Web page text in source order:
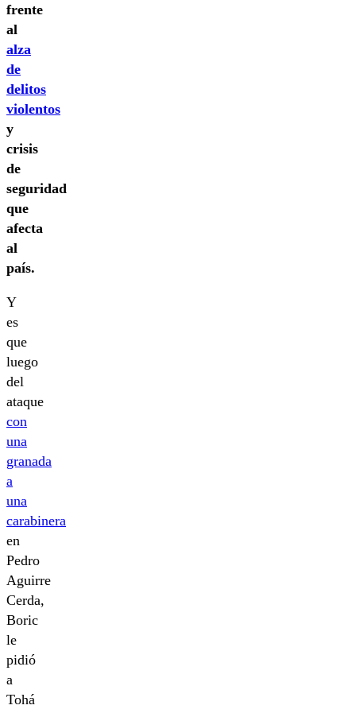
frente
al
alza
de
delitos
violentos
y
crisis
de
seguridad
que
afecta
al
país.
Y
es
que
luego
del
ataque
con
una
granada
a
una
carabinera
en
Pedro
Aguirre
Cerda,
Boric
le
pidió
a
Tohá